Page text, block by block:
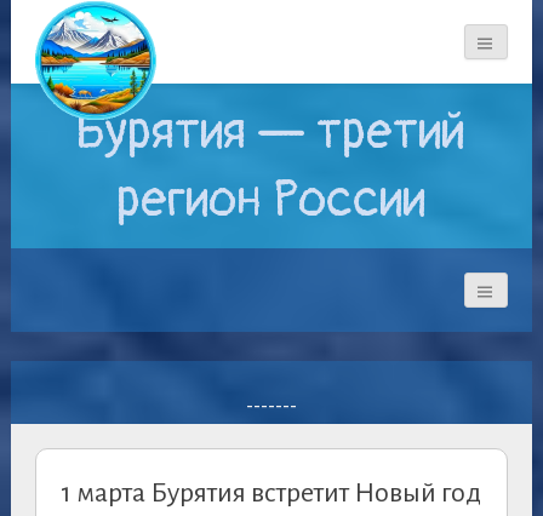
Бурятия — третий
регион России
-------
1 марта Бурятия встретит Новый год